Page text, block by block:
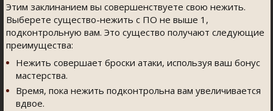
Этим заклинанием вы совершенствуете свою нежить.
Выберете существо-нежить с ПО не выше 1,
подконтрольную вам. Это существо получают следующие
преимущества:
Нежить совершает броски атаки, используя ваш бонус
мастерства.
Время, пока нежить подконтрольна вам увеличивается
вдвое.